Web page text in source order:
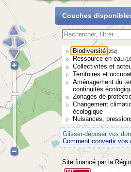
Couches
Biodiversité (252)
Ressource en eau
Collectivités et
Territoires et
Aménagement du
continuités
Zonages de
Changement
écologique
Nuisances,
Glisser-déposer vos
Comment convertir vos
Site financé par la